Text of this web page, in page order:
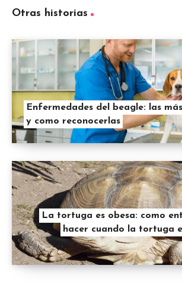
Otras historias
Enfermedades del beagle: las
y como reconocerlas
La tortuga es obesa: como
hacer cuando la tortuga